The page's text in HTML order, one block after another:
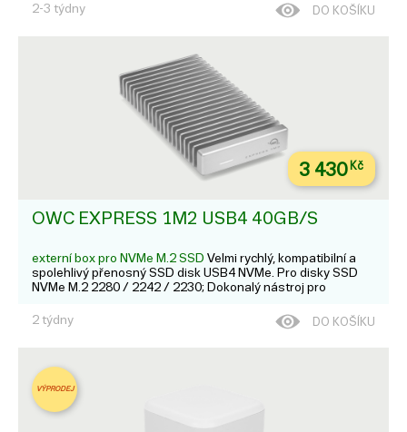
2-3 týdny DO KOŠÍKU
3 430Kč
OWC EXPRESS 1M2 USB4 40GB/S
externí box pro NVMe M.2 SSD Velmi rychlý, kompatibilní a
spolehlivý přenosný SSD disk USB4 NVMe. Pro disky SSD
NVMe M.2 2280 / 2242 / 2230; Dokonalý nástroj pro
sestavíte přenosný disk svých snů, nebo se rozhodněte pro
2 týdny DO KOŠÍKU
VÝPRODEJ